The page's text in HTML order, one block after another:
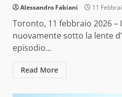
Alessandro Fabiani 11
Toronto, 11 febbraio 2026 –
nuovamente sotto la lente
episodio...
Read More